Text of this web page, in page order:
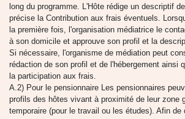
long du programme. L'Hôte rédige un descriptif
précise la Contribution aux frais éventuels.
la première fois, l'organisation médiatrice le
à son domicile et approuve son profil et la
Si nécessaire, l'organisme de médiation peut
rédaction de son profil et de l'hébergement ainsi
la participation aux frais.
A.2) Pour le pensionnaire Les pensionnaires
profils des hôtes vivant à proximité de leur zone
temporaire (pour le travail ou les études). Afin